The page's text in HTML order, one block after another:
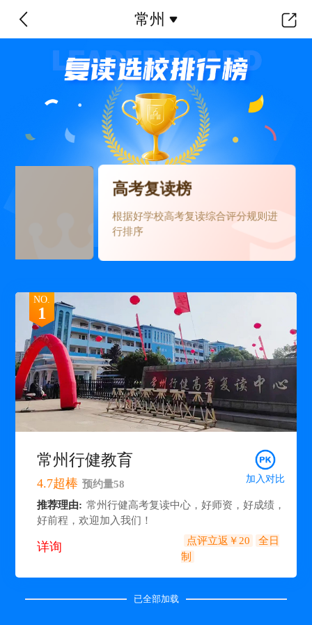
常州
高考复读榜
根据好学校高考复读综合评分规则进
行排序
NO.
1
常州行健教育
4.7超棒 预约量58 加入对比
推荐理由: 常州行健高考复读中心，好师资，好成绩，
好前程，欢迎加入我们！
详询 点评立返￥20
全日
制
已全部加载